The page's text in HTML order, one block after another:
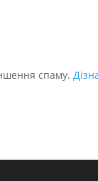
спаму.